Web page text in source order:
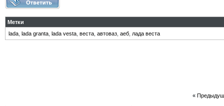
Метки
lada lada granta lada vesta веста автоваз аеб лада веста
«